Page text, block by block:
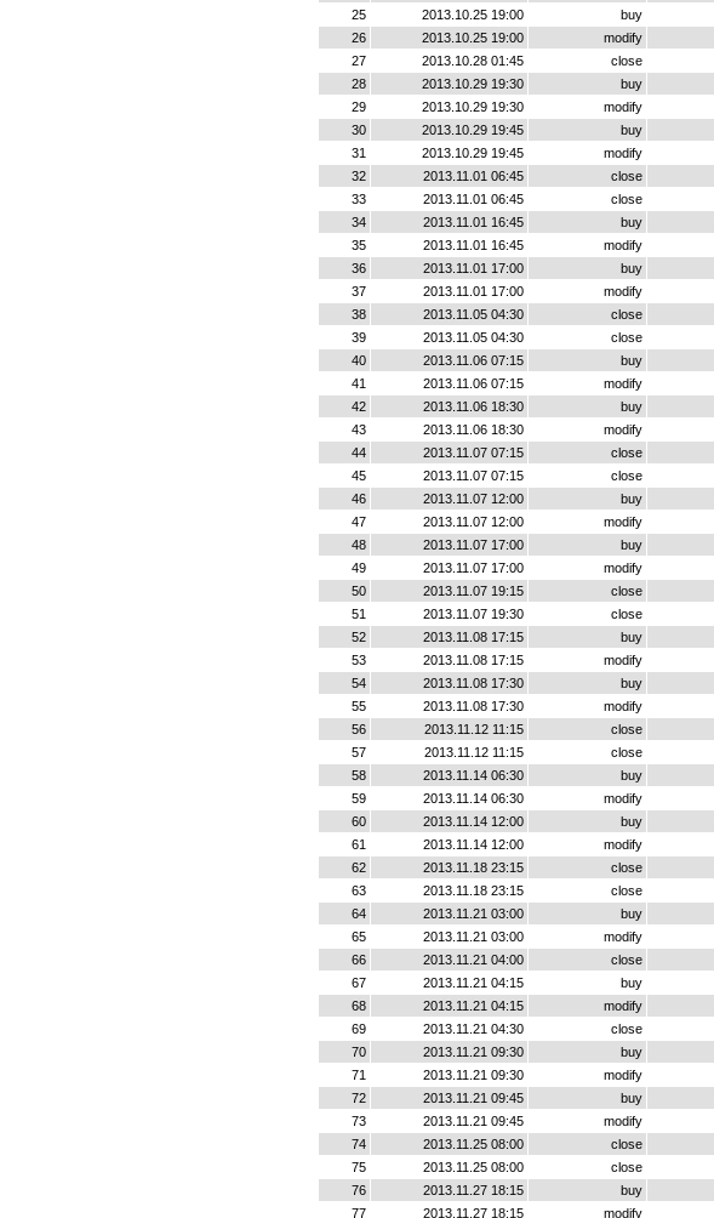
25
2013.10.25 19:00 buy
26
2013.10.25 19:00 modify
27
2013.10.28 01:45 close
28
2013.10.29 19:30 buy
29
2013.10.29 19:30 modify
30
2013.10.29 19:45 buy
31
2013.10.29 19:45 modify
32
2013.11.01 06:45 close
33
2013.11.01 06:45 close
34
2013.11.01 16:45 buy
35
2013.11.01 16:45 modify
36
2013.11.01 17:00 buy
37
2013.11.01 17:00 modify
38
2013.11.05 04:30 close
39
2013.11.05 04:30 close
40
2013.11.06 07:15 buy
41
2013.11.06 07:15 modify
42
2013.11.06 18:30 buy
43
2013.11.06 18:30 modify
44
2013.11.07 07:15 close
45
2013.11.07 07:15 close
46
2013.11.07 12:00 buy
47
2013.11.07 12:00 modify
48
2013.11.07 17:00 buy
49
2013.11.07 17:00 modify
50
2013.11.07 19:15 close
51
2013.11.07 19:30 close
52
2013.11.08 17:15 buy
53
2013.11.08 17:15 modify
54
2013.11.08 17:30 buy
55
2013.11.08 17:30 modify
56
2013.11.12 11:15 close
57
2013.11.12 11:15 close
58
2013.11.14 06:30 buy
59
2013.11.14 06:30 modify
60
2013.11.14 12:00 buy
61
2013.11.14 12:00 modify
62
2013.11.18 23:15 close
63
2013.11.18 23:15 close
64
2013.11.21 03:00 buy
65
2013.11.21 03:00 modify
66
2013.11.21 04:00 close
67
2013.11.21 04:15 buy
68
2013.11.21 04:15 modify
69
2013.11.21 04:30 close
70
2013.11.21 09:30 buy
71
2013.11.21 09:30 modify
72
2013.11.21 09:45 buy
73
2013.11.21 09:45 modify
74
2013.11.25 08:00 close
75
2013.11.25 08:00 close
76
2013.11.27 18:15 buy
77
2013.11.27 18:15 modify